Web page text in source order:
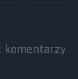
komentarzy